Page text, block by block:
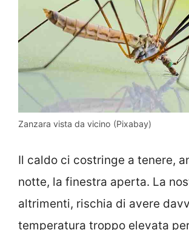
Zanzara vista da vicino (Pixabay)
Il caldo ci costringe a tenere,
notte, la finestra aperta. La
altrimenti, rischia di avere
temperatura troppo elevata